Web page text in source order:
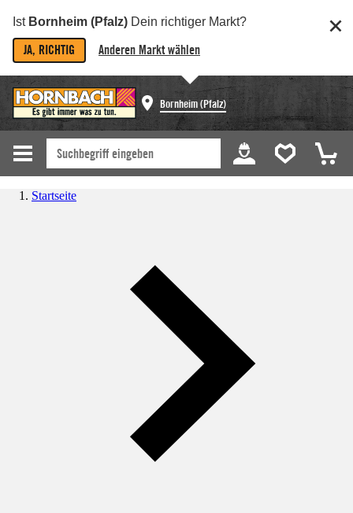
Ist Bornheim (Pfalz) Dein richtiger Markt?
JA, RICHTIG Anderen Markt wählen
Bornheim (Pfalz)
Startseite